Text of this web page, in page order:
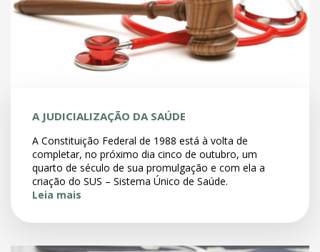
A JUDICIALIZAÇÃO DA SAÚDE
A Constituição Federal de 1988 está à volta de
completar, no próximo dia cinco de outubro, um
quarto de século de sua promulgação e com ela a
criação do SUS – Sistema Único de Saúde.
Leia mais